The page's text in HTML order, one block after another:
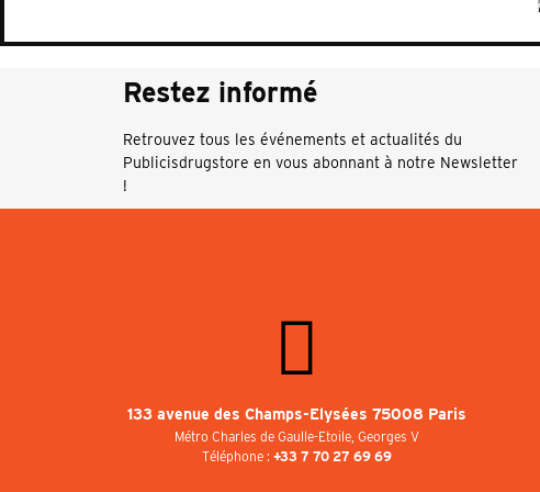
Restez informé
Retrouvez tous les événements et actualités du
Publicisdrugstore en vous abonnant à notre Newsletter
!
133 avenue des Champs-Elysées 75008 Paris
Métro Charles de Gaulle-Etoile, Georges V
Téléphone : +33 7 70 27 69 69